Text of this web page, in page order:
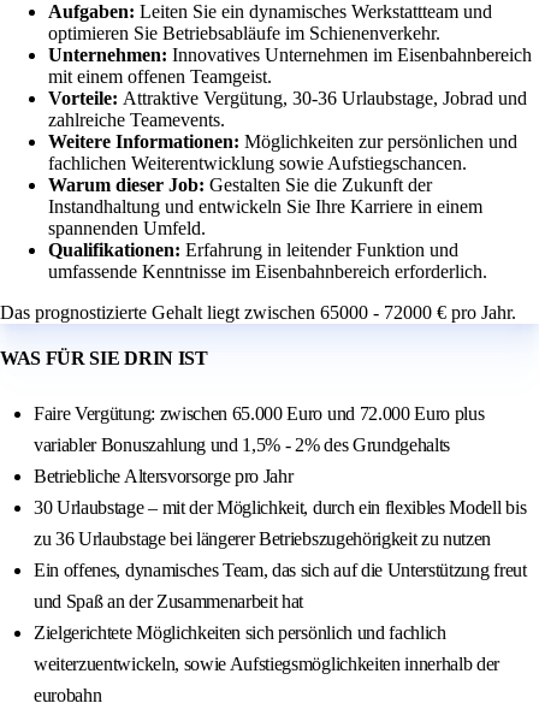
Aufgaben: Leiten Sie ein dynamisches Werkstattteam und
optimieren Sie Betriebsabläufe im Schienenverkehr.
Unternehmen: Innovatives Unternehmen im Eisenbahnbereich
mit einem offenen Teamgeist.
Vorteile: Attraktive Vergütung, 30-36 Urlaubstage, Jobrad und
zahlreiche Teamevents.
Weitere Informationen: Möglichkeiten zur persönlichen und
fachlichen Weiterentwicklung sowie Aufstiegschancen.
Warum dieser Job: Gestalten Sie die Zukunft der
Instandhaltung und entwickeln Sie Ihre Karriere in einem
spannenden Umfeld.
Qualifikationen: Erfahrung in leitender Funktion und
umfassende Kenntnisse im Eisenbahnbereich erforderlich.
Das prognostizierte Gehalt liegt zwischen 65000 - 72000 € pro Jahr.
WAS FÜR SIE DRIN IST
Faire Vergütung: zwischen 65.000 Euro und 72.000 Euro plus
variabler Bonuszahlung und 1,5% - 2% des Grundgehalts
Betriebliche Altersvorsorge pro Jahr
30 Urlaubstage – mit der Möglichkeit, durch ein flexibles Modell bis
zu 36 Urlaubstage bei längerer Betriebszugehörigkeit zu nutzen
Ein offenes, dynamisches Team, das sich auf die Unterstützung freut
und Spaß an der Zusammenarbeit hat
Zielgerichtete Möglichkeiten sich persönlich und fachlich
weiterzuentwickeln, sowie Aufstiegsmöglichkeiten innerhalb der
eurobahn